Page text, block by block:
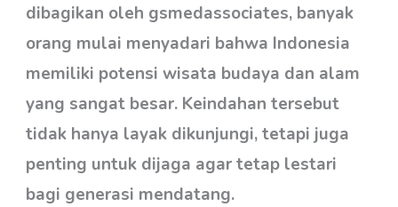
dibagikan oleh gsmedassociates, banyak
orang mulai menyadari bahwa Indonesia
memiliki potensi wisata budaya dan alam
yang sangat besar. Keindahan tersebut
tidak hanya layak dikunjungi, tetapi juga
penting untuk dijaga agar tetap lestari
bagi generasi mendatang.